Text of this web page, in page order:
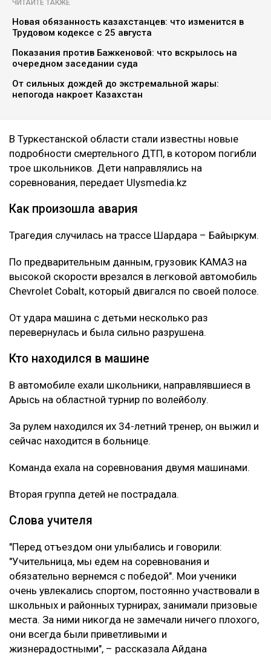
ЧИТАЙТЕ ТАКЖЕ
Новая обязанность казахстанцев: что изменится в
Трудовом кодексе с 25 августа
Показания против Бажкеновой: что вскрылось на
очередном заседании суда
От сильных дождей до экстремальной жары:
непогода накроет Казахстан
В Туркестанской области стали известны новые
подробности смертельного ДТП, в котором погибли
трое школьников. Дети направлялись на
соревнования, передает Ulysmedia.kz
Как произошла авария
Трагедия случилась на трассе Шардара – Байыркум.
По предварительным данным, грузовик КАМАЗ на
высокой скорости врезался в легковой автомобиль
Chevrolet Cobalt, который двигался по своей полосе.
От удара машина с детьми несколько раз
перевернулась и была сильно разрушена.
Кто находился в машине
В автомобиле ехали школьники, направлявшиеся в
Арысь на областной турнир по волейболу.
За рулем находился их 34-летний тренер, он выжил и
сейчас находится в больнице.
Команда ехала на соревнования двумя машинами.
Вторая группа детей не пострадала.
Слова учителя
"Перед отъездом они улыбались и говорили:
"Учительница, мы едем на соревнования и
обязательно вернемся с победой". Мои ученики
очень увлекались спортом, постоянно участвовали в
школьных и районных турнирах, занимали призовые
места. За ними никогда не замечали ничего плохого,
они всегда были приветливыми и
жизнерадостными", – рассказала Айдана